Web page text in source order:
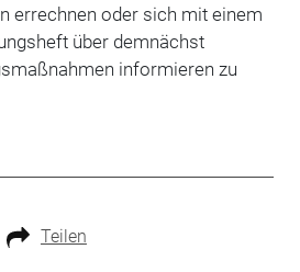
errechnen oder sich mit einem
über demnächst
informieren zu
Teilen